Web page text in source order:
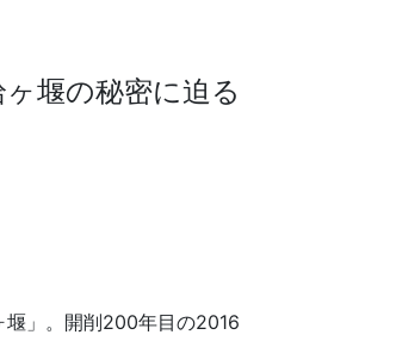
堰の秘密に迫る
堰」。開削200年目の2016